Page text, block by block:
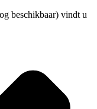
beschikbaar) vindt u